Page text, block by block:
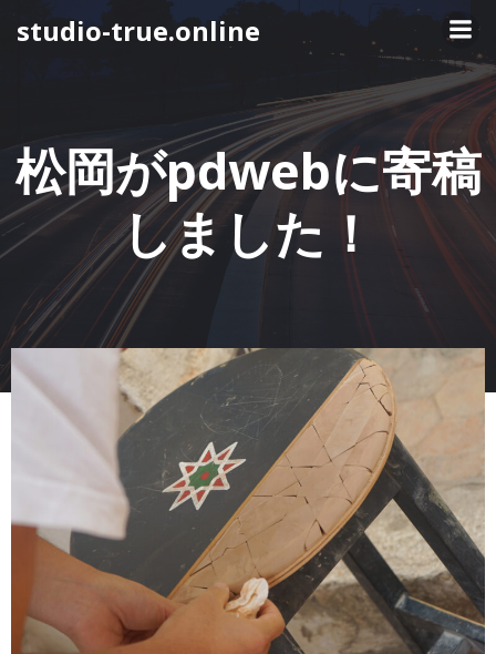
ン
ツ
へ
ス
プ
studio-true.online
松岡がpdwebに寄稿
しました！